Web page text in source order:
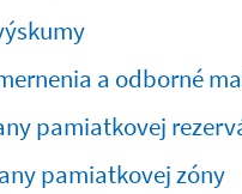
a odborné
pamiatkovej
pamiatkovej zóny